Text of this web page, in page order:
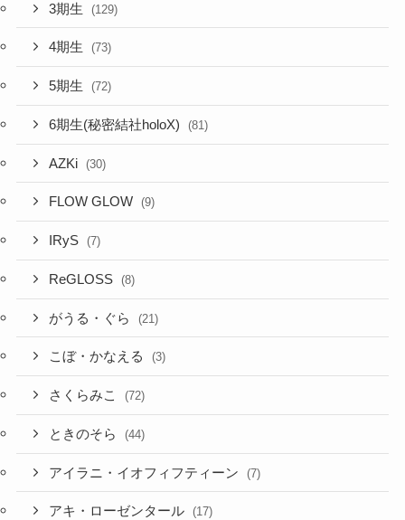
3期生 (129)
4期生 (73)
5期生 (72)
6期生(秘密結社holoX) (81)
AZKi (30)
FLOW GLOW (9)
IRyS (7)
ReGLOSS (8)
がうる・ぐら (21)
こぼ・かなえる (3)
さくらみこ (72)
ときのそら (44)
アイラニ・イオフィフティーン (7)
アキ・ローゼンタール (17)